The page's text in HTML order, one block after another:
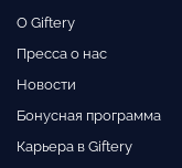
О Giftery
Пресса о нас
Новости
Бонусная программа
Карьера в Giftery